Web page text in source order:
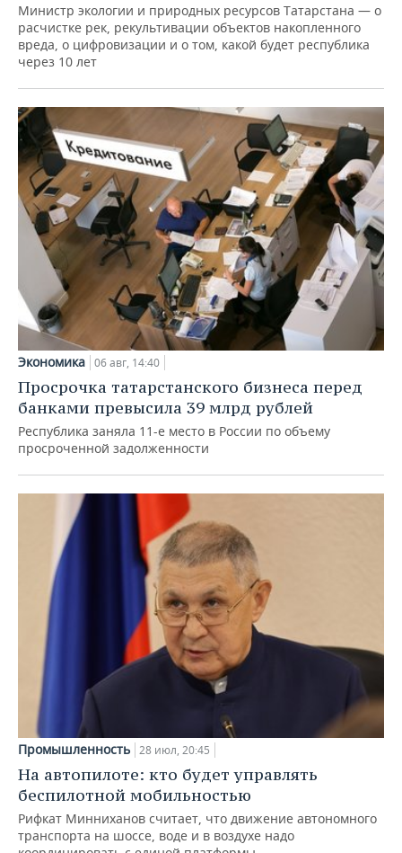
Министр экологии и природных ресурсов Татарстана — о
расчистке рек, рекультивации объектов накопленного
вреда, о цифровизации и о том, какой будет республика
через 10 лет
Экономика 06 авг, 14:40
Просрочка татарстанского бизнеса перед
банками превысила 39 млрд рублей
Республика заняла 11-е место в России по объему
просроченной задолженности
Промышленность 28 июл, 20:45
На автопилоте: кто будет управлять
беспилотной мобильностью
Рифкат Минниханов считает, что движение автономного
транспорта на шоссе, воде и в воздухе надо